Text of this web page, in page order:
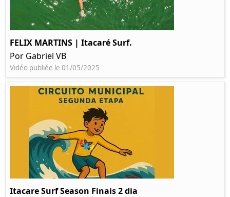
FELIX MARTINS | Itacaré Surf.
Por Gabriel VB
Vidéo publiée le 01/05/2025
Itacare Surf Season Finais 2 dia